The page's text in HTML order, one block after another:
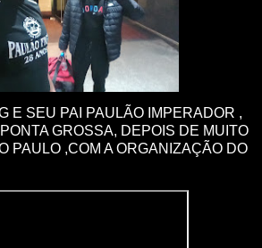
E SEU PAI PAULÃO IMPERADOR ,
GROSSA, DEPOIS DE MUITO
PAULO ,COM A ORGANIZAÇÃO DO